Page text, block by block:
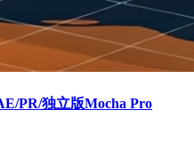
PR/独立版Mocha Pro